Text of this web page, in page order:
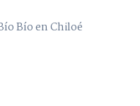
Bío en Chiloé